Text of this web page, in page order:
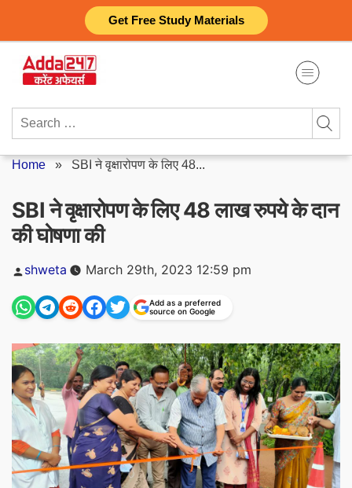
Get Free Study Materials
content
Search
Home » SBI ने वृक्षारोपण के लिए 48...
SBI ने वृक्षारोपण के लिए 48 लाख रुपये के दान
की घोषणा की
Posted
by
shweta March 29th, 2023 12:59 pm
Add as a preferred
source on Google